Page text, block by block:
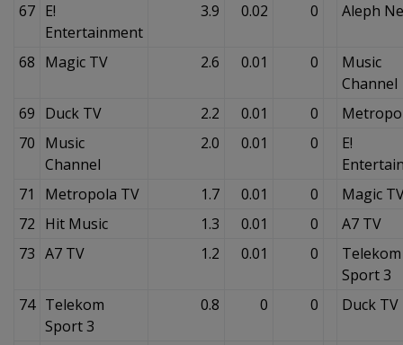
67 E!
Entertainment
3.9 0.02 0 Aleph
68 Magic TV 2.6 0.01 0
Music
Channel
69 Duck TV 2.2 0.01 0
70 Music
Channel
2.0 0.01 0
E!
71
Metropola TV 1.7 0.01 0
Magic
72 Hit Music 1.3 0.01 0
A7 TV
73 A7 TV 1.2 0.01 0
Telekom
Sport 3
74 Telekom
Sport 3
0.8 0 0 Duck TV